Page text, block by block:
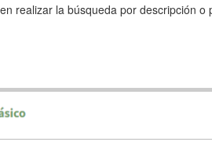
realizar la búsqueda por descripción